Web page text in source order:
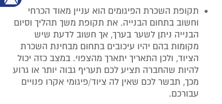
תקופת השכרת הפיגומים הוא עניין מאוד הכרחי
וחשוב בתחום הבנייה. את תקופת משך תהליך וסיום
הבנייה ניתן לשער בערך, אך חשוב לדעת שיש
מקומות בהם יהיו עיכובים בתחום מבחינת השכרת
הציוד, ולכן התאריך יתארך מהצפוי. במצב כזה יכול
להיות שהחברה תציע לכם תעריף גבוה יותר או גרוע
מכך, תבשר לכם שאין לה ציוד/פיגומי אקרו פנויים
עבורכם.